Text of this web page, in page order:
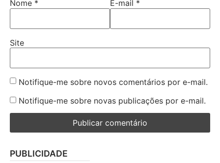
Nome * E-mail *
Site
Notifique-me sobre novos comentários por e-mail.
Notifique-me sobre novas publicações por e-mail.
PUBLICIDADE